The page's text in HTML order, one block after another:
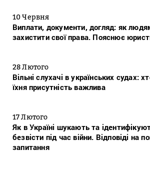
10 Червня
Виплати, документи, догляд: як
захистити свої права. Пояснює
28 Лютого
Вільні слухачі в українських судах:
їхня присутність важлива
17 Лютого
Як в Україні шукають та
безвісти під час війни. Відповіді на
запитання